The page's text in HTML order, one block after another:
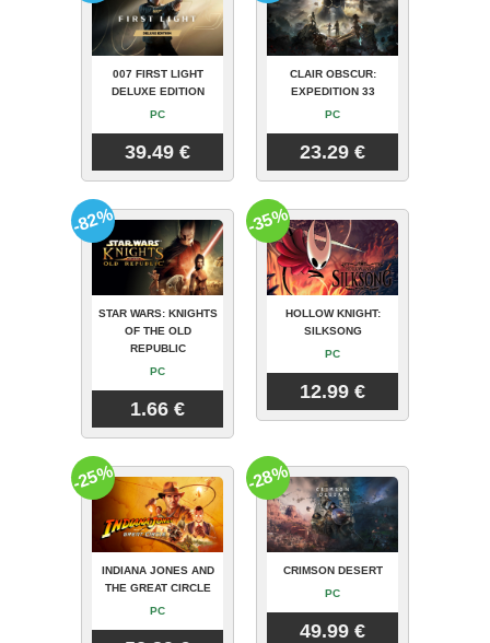
007 FIRST LIGHT
DELUXE EDITION
PC
39.49 €
CLAIR OBSCUR:
EXPEDITION 33
PC
23.29 €
STAR WARS: KNIGHTS
OF THE OLD
REPUBLIC
PC
1.66 €
-82%
HOLLOW KNIGHT:
SILKSONG
PC
12.99 €
-35%
INDIANA JONES AND
THE GREAT CIRCLE
PC
-25%
CRIMSON DESERT
PC
49.99 €
-28%